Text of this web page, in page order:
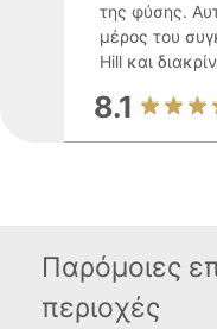
της φύσης.
μέρος του
Hill και
8.1
Παρόμοιες
περιοχές